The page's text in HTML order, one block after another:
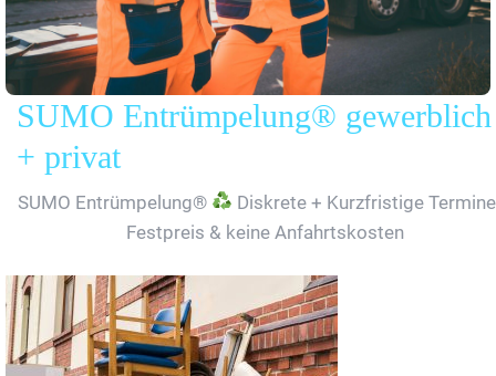
SUMO Entrümpelung® gewerblich
+ privat
SUMO Entrümpelung®
Diskrete + Kurzfristige
Festpreis & keine Anfahrtskosten